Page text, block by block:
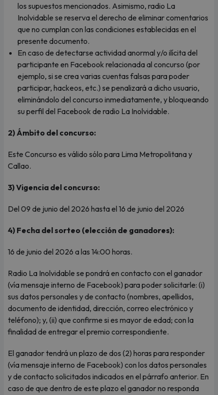
los supuestos mencionados. Asimismo, radio La
Inolvidable se reserva el derecho de eliminar comentarios
que no cumplan con las condiciones establecidas en el
presente documento.
En caso de detectarse actividad anormal y/o ilícita del
participante en Facebook relacionada al concurso (por
ejemplo, si se crea varias cuentas falsas para poder
participar, hackeos, etc.) se penalizará a dicho usuario,
eliminándolo del concurso inmediatamente, y bloqueando
su perfil del Facebook de radio La Inolvidable.
2) Ámbito del concurso:
Este Concurso es válido sólo para Lima Metropolitana y
Callao.
3) Vigencia del concurso:
Del 09 de junio del 2026 hasta el 16 de junio del 2026
4) Fecha del sorteo (elección de ganadores):
16 de junio del 2026 a las 14:00 horas.
Radio La Inolvidable se pondrá en contacto con el ganador
(vía mensaje interno de Facebook) para poder solicitarle: (i)
sus datos personales y de contacto (nombres, apellidos,
documento de identidad, dirección, correo electrónico y
teléfono); y, (ii) que confirme si es mayor de edad; con la
finalidad de entregar el premio correspondiente.
El ganador tendrá un plazo de dos (2) horas para responder
(vía mensaje interno de Facebook) con los datos personales
y de contacto solicitados indicados en el párrafo anterior. En
caso de que dentro de este plazo el ganador no responda